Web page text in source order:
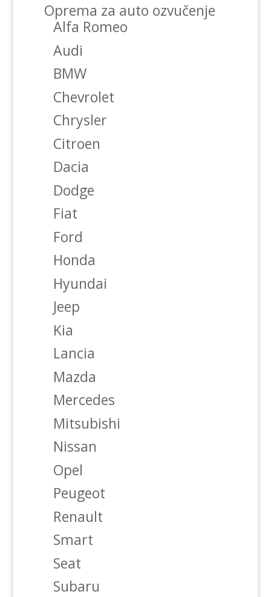
Oprema za auto ozvučenje
Alfa Romeo
Audi
BMW
Chevrolet
Chrysler
Citroen
Dacia
Dodge
Fiat
Ford
Honda
Hyundai
Jeep
Kia
Lancia
Mazda
Mercedes
Mitsubishi
Nissan
Opel
Peugeot
Renault
Smart
Seat
Subaru